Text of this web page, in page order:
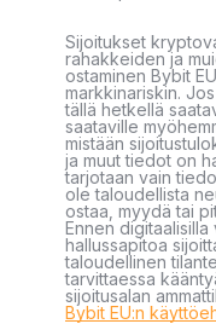
Sijoitukset
rahakkeiden ja
ostaminen Bybit
markkinariskin.
tällä hetkellä
saataville
mistään
ja muut tiedot on
tarjotaan vain
ole taloudellista
ostaa, myydä tai
Ennen
hallussapitoa
taloudellinen
tarvittaessa
sijoitusalan
Bybit EU:n